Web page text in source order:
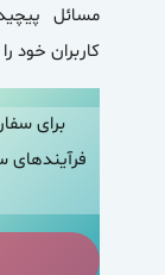
مسائل
کاربران خود
برای
فرآیندهای